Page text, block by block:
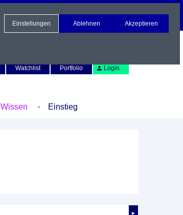
Watchlist Portfolio Login
Wissen Einstieg
►
Einstellungen Ablehnen Akzeptieren